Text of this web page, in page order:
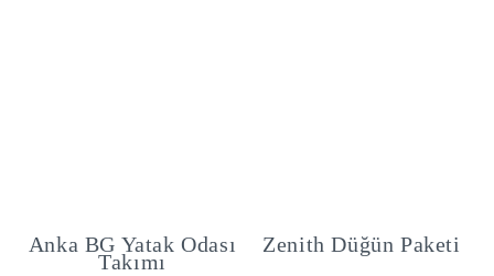
Anka BG Yatak Odası
Takımı
Zenith Düğün Paketi